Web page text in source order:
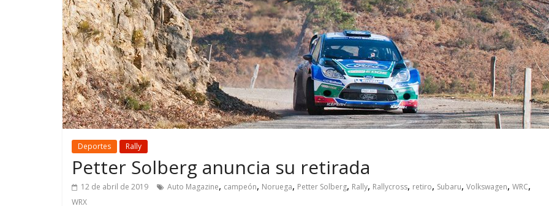
Deportes Rally
Petter Solberg anuncia su retirada
12 de abril de 2019 Auto Magazine, campeón, Noruega, Petter Solberg, Rally, Rallycross, retiro, Subaru, Volkswagen, WRC,
WRX